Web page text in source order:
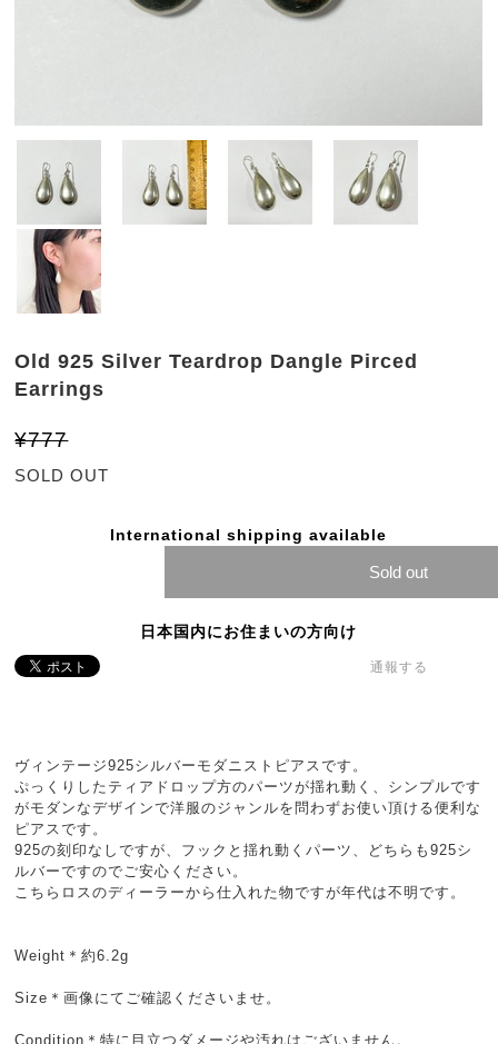
Old 925 Silver Teardrop Dangle Pirced
Earrings
¥777
SOLD OUT
International shipping available
Sold out
日本国内にお住まいの方向け
通報する
ヴィンテージ925シルバーモダニストピアスです。
ぷっくりしたティアドロップ方のパーツが揺れ動く、シンプルです
がモダンなデザインで洋服のジャンルを問わずお使い頂ける便利な
ピアスです。
925の刻印なしですが、フックと揺れ動くパーツ、どちらも925シ
ルバーですのでご安心ください。
こちらロスのディーラーから仕入れた物ですが年代は不明です。
Weight＊約6.2g
Size＊画像にてご確認くださいませ。
Condition＊特に目立つダメージや汚れはございません。